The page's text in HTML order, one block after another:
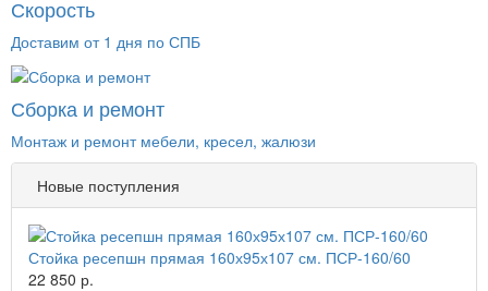
Скорость
Доставим от 1 дня по СПБ
Сборка и ремонт
Монтаж и ремонт мебели, кресел, жалюзи
Новые поступления
Стойка ресепшн прямая 160х95х107 см. ПСР-160/60
22 850 р.